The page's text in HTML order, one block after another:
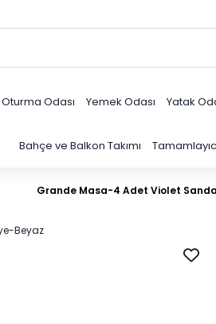
Oturma Odası Yemek Odası Yatak
Bahçe ve Balkon Takımı
Grande Masa-4 Adet Violet